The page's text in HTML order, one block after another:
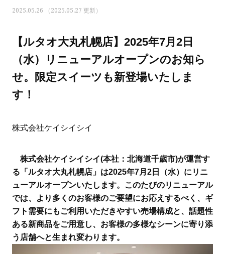
ス学」
タログ
2025.05.26 （2025.05.27 更新）
【ルタオ大丸札幌店】2025年7月2日
（水）リニューアルオープンのお知ら
せ。限定スイーツも新登場いたしま
す！
株式会社ケイシイシイ
株式会社ケイシイシイ(本社：北海道千歲市)が運営す
る「ルタオ大丸札幌店」は2025年7月2日（水）にリニ
ューアルオープンいたします。このたびのリニューアル
では、より多くのお客様のご要望にお応えするべく、ギ
フト需要にもご利用いただきやすい売場構成と、話題性
ある新商品をご用意し、お客様の多様なシーンに寄り添
う店舗へと生まれ変わります。